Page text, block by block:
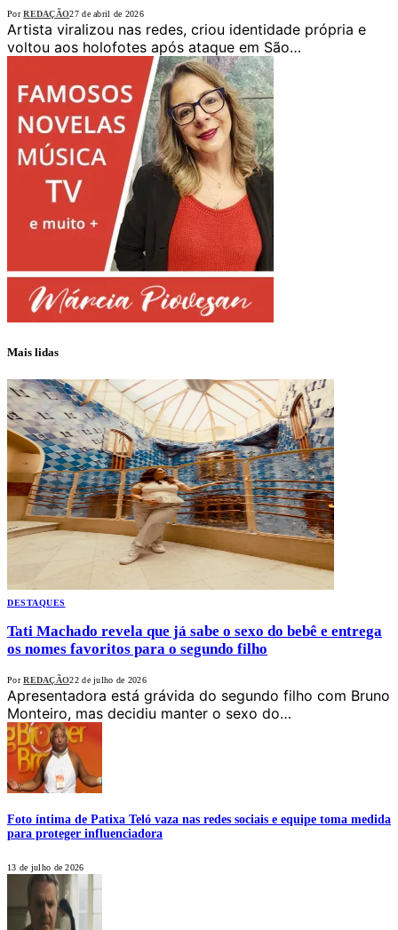
Por REDAÇÃO27 de abril de 2026
Artista viralizou nas redes, criou identidade própria e
voltou aos holofotes após ataque em São…
Mais lidas
DESTAQUES
Tati Machado revela que já sabe o sexo do bebê e entrega
os nomes favoritos para o segundo filho
Por REDAÇÃO22 de julho de 2026
Apresentadora está grávida do segundo filho com Bruno
Monteiro, mas decidiu manter o sexo do…
Foto íntima de Patixa Teló vaza nas redes sociais e equipe toma medida
para proteger influenciadora
13 de julho de 2026